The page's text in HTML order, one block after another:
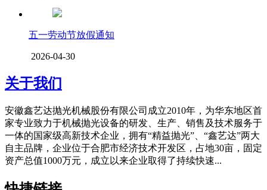
五一劳动节放假通知
2026-04-30
关于我们
安徽鑫艺达抛光机械股份有限公司成立2010年，为华东地区首
家专业致力于机械抛光设备的研发、生产、销售及技术服务于
一体的国家级高新技术企业，拥有“精益抛光”、“鑫艺达”两大
自主品牌，企业位于合肥市经济技术开发区，占地30亩，固定
资产总值1000万元，成立以来企业取得了持续快速...